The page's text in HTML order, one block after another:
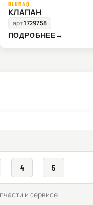
BLUMAQ
КЛАПАН
арт.1729758
ПОДРОБНЕЕ→
4 5